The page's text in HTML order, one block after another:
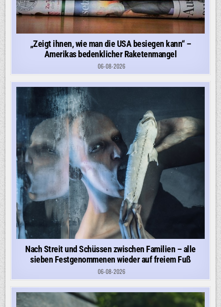
„Zeigt ihnen, wie man die USA besiegen kann“ –
Amerikas bedenklicher Raketenmangel
06-08-2026
Nach Streit und Schüssen zwischen Familien – alle
sieben Festgenommenen wieder auf freiem Fuß
06-08-2026